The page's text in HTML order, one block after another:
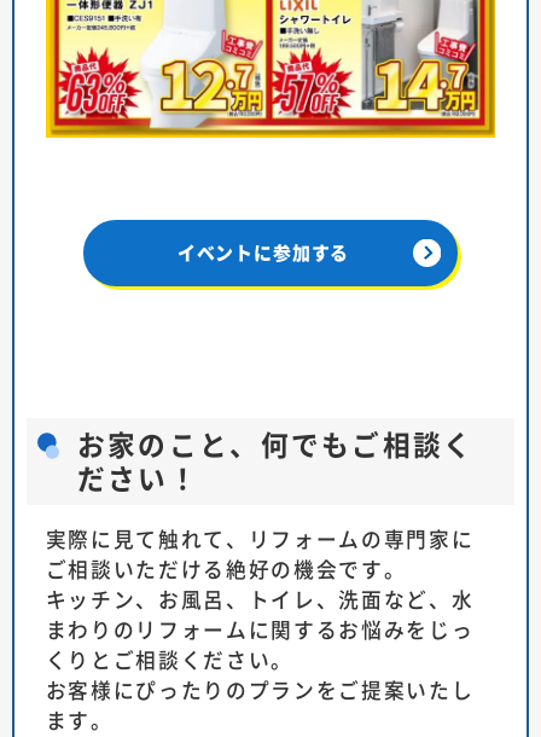
イベントに参加する
お家のこと、何でもご相談く
ださい！
実際に見て触れて、リフォームの専門家に
ご相談いただける絶好の機会です。
キッチン、お風呂、トイレ、洗面など、水
まわりのリフォームに関するお悩みをじっ
くりとご相談ください。
お客様にぴったりのプランをご提案いたし
ます。